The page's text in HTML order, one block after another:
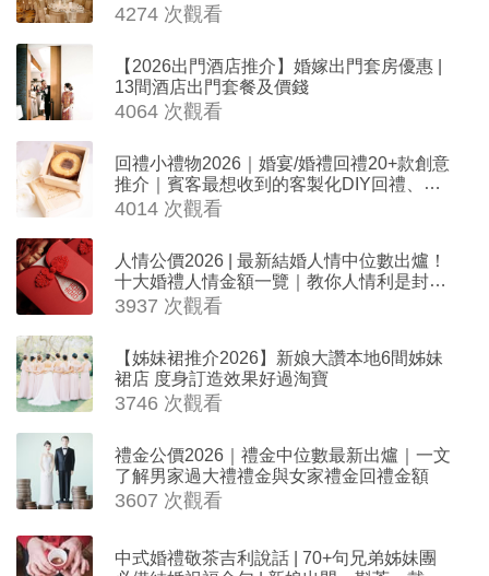
4274 次觀看
【2026出門酒店推介】婚嫁出門套房優惠 |
13間酒店出門套餐及價錢
4064 次觀看
回禮小禮物2026｜婚宴/婚禮回禮20+款創意
推介｜賓客最想收到的客製化DIY回禮、姊
妹禮物（持續更新）
4014 次觀看
人情公價2026 | 最新結婚人情中位數出爐！
十大婚禮人情金額一覽｜教你人情利是封寫
法
3937 次觀看
【姊妹裙推介2026】新娘大讚本地6間姊妹
裙店 度身訂造效果好過淘寶
3746 次觀看
禮金公價2026｜禮金中位數最新出爐｜一文
了解男家過大禮禮金與女家禮金回禮金額
3607 次觀看
中式婚禮敬茶吉利說話 | 70+句兄弟姊妹團